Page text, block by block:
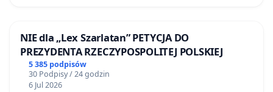
NIE dla „Lex Szarlatan” PETYCJA DO
PREZYDENTA RZECZYPOSPOLITEJ POLSKIEJ
5 385 podpisów
30 Podpisy / 24 godzin
6 Jul 2026